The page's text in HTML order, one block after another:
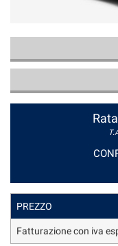
CONTATTI
PREZZO
Fatturazione con iva
offrire
descritte.
Per
ottenere
informazioni